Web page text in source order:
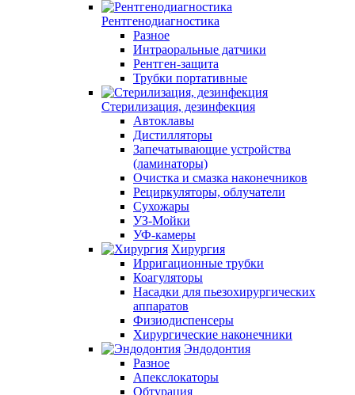
Рентгенодиагностика
Разное
Интраоральные датчики
Рентген-защита
Трубки портативные
Стерилизация, дезинфекция
Автоклавы
Дистилляторы
Запечатывающие устройства
(ламинаторы)
Очистка и смазка наконечников
Рециркуляторы, облучатели
Сухожары
УЗ-Мойки
УФ-камеры
Хирургия
Ирригационные трубки
Коагуляторы
Насадки для пьезохирургических
аппаратов
Физиодиспенсеры
Хирургические наконечники
Эндодонтия
Разное
Апекслокаторы
Обтурация